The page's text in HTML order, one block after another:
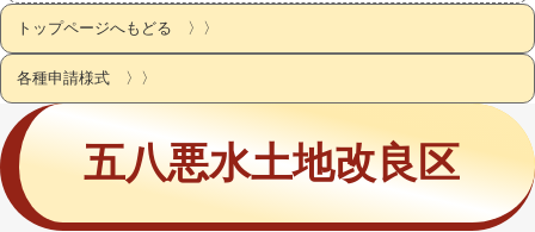
トップページへもどる 〉〉
各種申請様式 〉〉
五八悪水土地改良区